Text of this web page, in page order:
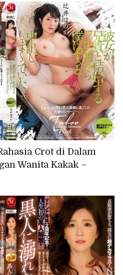
Crot di Dalam
Wanita Kakak –